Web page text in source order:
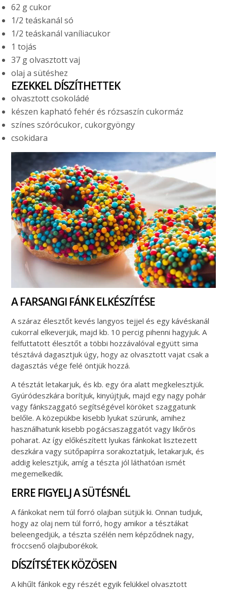
62 g cukor
1/2 teáskanál só
1/2 teáskanál vaníliacukor
1 tojás
37 g olvasztott vaj
olaj a sütéshez
EZEKKEL DÍSZÍTHETTEK
olvasztott csokoládé
készen kapható fehér és rózsaszín cukormáz
színes szórócukor, cukorgyöngy
csokidara
A FARSANGI FÁNK ELKÉSZÍTÉSE
A száraz élesztőt kevés langyos tejjel és egy kávéskanál
cukorral elkeverjük, majd kb. 10 percig pihenni hagyjuk. A
felfuttatott élesztőt a többi hozzávalóval együtt sima
tésztává dagasztjuk úgy, hogy az olvasztott vajat csak a
dagasztás vége felé öntjük hozzá.
A tésztát letakarjuk, és kb. egy óra alatt megkelesztjük.
Gyúródeszkára borítjuk, kinyújtjuk, majd egy nagy pohár
vagy fánkszaggató segítségével köröket szaggatunk
belőle. A közepükbe kisebb lyukat szúrunk, amihez
használhatunk kisebb pogácsaszaggatót vagy likőrös
poharat. Az így előkészített lyukas fánkokat lisztezett
deszkára vagy sütőpapírra sorakoztatjuk, letakarjuk, és
addig kelesztjük, amíg a tészta jól láthatóan ismét
megemelkedik.
ERRE FIGYELJ A SÜTÉSNÉL
A fánkokat nem túl forró olajban sütjük ki. Onnan tudjuk,
hogy az olaj nem túl forró, hogy amikor a tésztákat
beleengedjük, a tészta szélén nem képződnek nagy,
fröccsenő olajbuborékok.
DÍSZÍTSÉTEK KÖZÖSEN
A kihűlt fánkok egy részét egyik felükkel olvasztott